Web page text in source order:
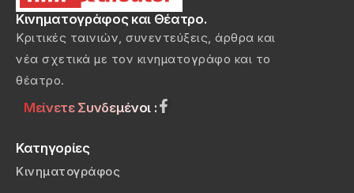
Κινηματογράφος και Θέατρο.
Κριτικές ταινιών, συνεντεύξεις, άρθρα και
νέα σχετικά με τον κινηματογράφο και το
θέατρο.
Μείνετε Συνδεμένοι :
Κατηγορίες
Κινηματογράφος